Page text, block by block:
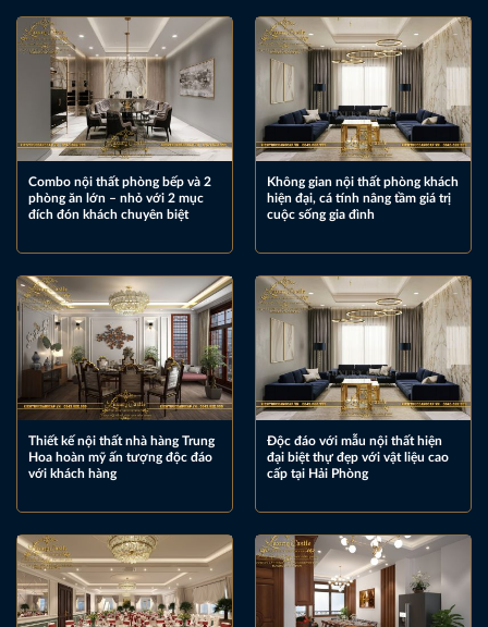
Combo nội thất phòng bếp và 2
phòng ăn lớn – nhỏ với 2 mục
đích đón khách chuyên biệt
Không gian nội thất phòng khách
hiện đại, cá tính nâng tầm giá trị
cuộc sống gia đình
Thiết kế nội thất nhà hàng Trung
Hoa hoàn mỹ ấn tượng độc đáo
với khách hàng
Độc đáo với mẫu nội thất hiện
đại biệt thự đẹp với vật liệu cao
cấp tại Hải Phòng